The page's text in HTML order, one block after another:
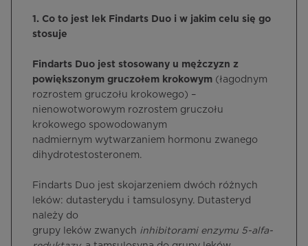
1. Co to jest lek Findarts Duo i w jakim celu się go
stosuje
Findarts Duo jest stosowany u mężczyzn z
powiększonym gruczołem krokowym (łagodnym
rozrostem gruczołu krokowego) –
nienowotworowym rozrostem gruczołu
krokowego spowodowanym
nadmiernym wytwarzaniem hormonu zwanego
dihydrotestosteronem.
Findarts Duo jest skojarzeniem dwóch różnych
leków: dutasterydu i tamsulosyny. Dutasteryd
należy do
grupy leków zwanych inhibitorami enzymu 5-alfa-